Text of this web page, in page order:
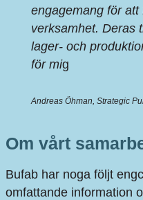
engagemang för
verksamhet. Deras
lager- och
för mig
Andreas Öhman, Strategic
Om vårt
Bufab har noga följt
omfattande information